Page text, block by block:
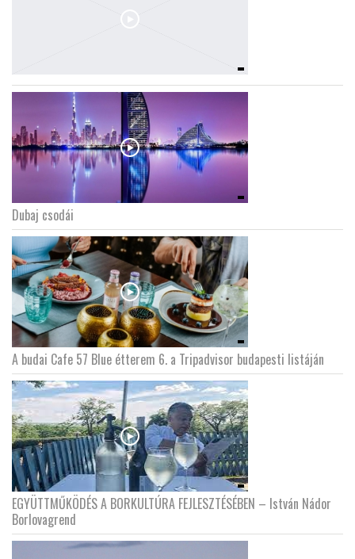
Dubaj csodái
A budai Cafe 57 Blue étterem 6. a Tripadvisor budapesti listáján
EGYÜTTMŰKÖDÉS A BORKULTÚRA FEJLESZTÉSÉBEN – István Nádor
Borlovagrend